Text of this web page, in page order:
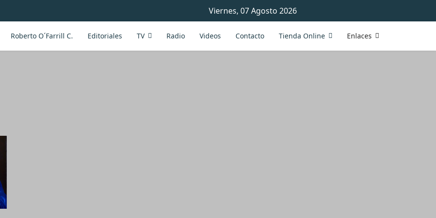
Viernes, 07 Agosto 2026
Roberto O´Farrill C. Editoriales TV Radio Videos Contacto Tienda Online Enlaces